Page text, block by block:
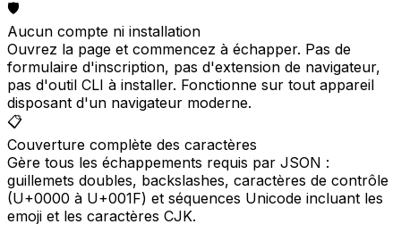
🛡️
Aucun compte ni installation
Ouvrez la page et commencez à échapper. Pas de
formulaire d'inscription, pas d'extension de navigateur,
pas d'outil CLI à installer. Fonctionne sur tout appareil
disposant d'un navigateur moderne.
📋
Couverture complète des caractères
Gère tous les échappements requis par JSON :
guillemets doubles, backslashes, caractères de contrôle
(U+0000 à U+001F) et séquences Unicode incluant les
emoji et les caractères CJK.